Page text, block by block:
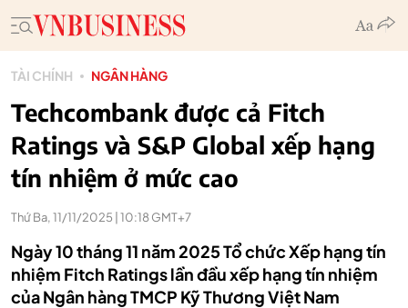
TÀI CHÍNH NGÂN HÀNG
Techcombank được cả Fitch
Ratings và S&P Global xếp hạng
tín nhiệm ở mức cao
Thứ Ba, 11/11/2025 | 10:18 GMT+7
Ngày 10 tháng 11 năm 2025 Tổ chức Xếp hạng tín
nhiệm Fitch Ratings lần đầu xếp hạng tín nhiệm
của Ngân hàng TMCP Kỹ Thương Việt Nam